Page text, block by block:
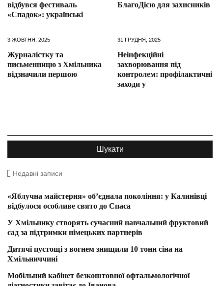
відбувся фестиваль
«Спадок»: українські
БлагоДією для захисників
3 ЖОВТНЯ, 2025
Журналістку та
письменницю з Хмільника
відзначили першою
31 ГРУДНЯ, 2025
Неінфекційні
захворювання під
контролем: профілактичні
заходи у
Недавні записи
«Яблучна майстерня» об’єднала покоління: у Калинівці
відбулося особливе свято до Спаса
У Хмільнику створять сучасний навчальний фруктовий
сад за підтримки німецьких партнерів
Дитячі пустощі з вогнем знищили 10 тонн сіна на
Хмільниччині
Мобільний кабінет безкоштовної офтальмологічної